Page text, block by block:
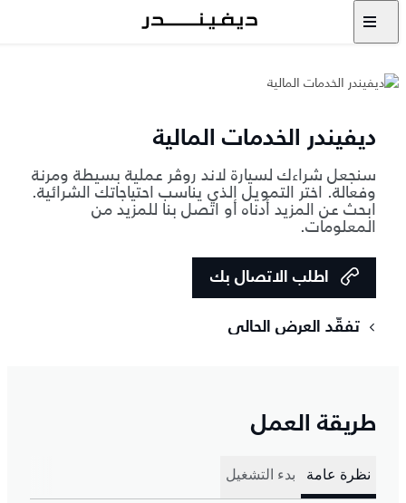
ديفيندر الخدمات المالية
سنجعل شراءك لسيارة لاند روڤر عملية بسيطة ومرنة
وفعالة. اختر التمويل الذي يناسب احتياجاتك الشرائية.
ابحث عن المزيد أدناه أو اتصل بنا للمزيد من
المعلومات.
اطلب الاتصال بك
‏تفقّد العرض الحالي
طريقة العمل
نظرة عامة بدء التشغيل